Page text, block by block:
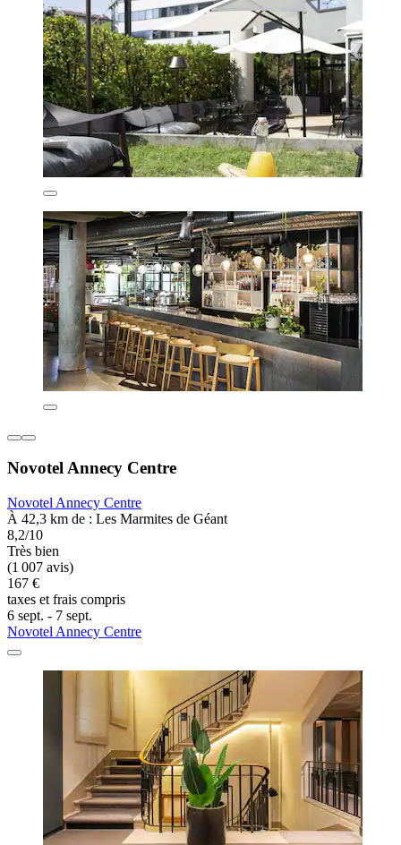
Novotel Annecy Centre
Novotel Annecy Centre
À 42,3 km de : Les Marmites de Géant
8,2/10
Très bien
(1 007 avis)
167 €
taxes et frais compris
6 sept. - 7 sept.
Novotel Annecy Centre